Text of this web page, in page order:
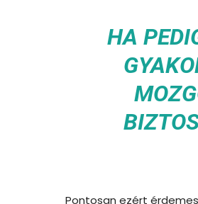
HA
Pontosan ezért